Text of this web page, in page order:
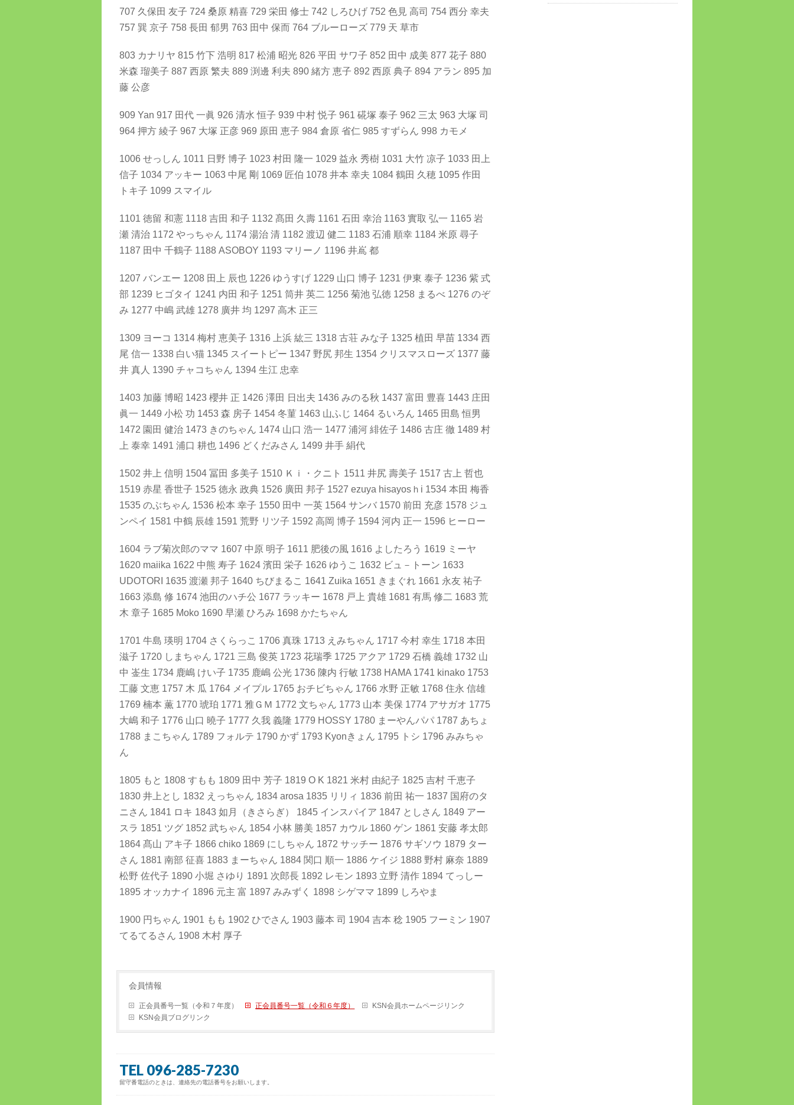
707 久保田 友子 724 桑原 精喜 729 栄田 修士 742 しろひげ 752 色見 高司 754 西分 幸夫
757 巽 京子 758 長田 郁男 763 田中 保而 764 ブルーローズ 779 天 草市
803 カナリヤ 815 竹下 浩明 817 松浦 昭光 826 平田 サワ子 852 田中 成美 877 花子 880
米森 瑠美子 887 西原 繁夫 889 渕邊 利夫 890 緒方 恵子 892 西原 典子 894 アラン 895 加
藤 公彦
909 Yan 917 田代 一眞 926 清水 恒子 939 中村 悦子 961 硴塚 泰子 962 三太 963 大塚 司
964 押方 綾子 967 大塚 正彦 969 原田 恵子 984 倉原 省仁 985 すずらん 998 カモメ
1006 せっしん 1011 日野 博子 1023 村田 隆一 1029 益永 秀樹 1031 大竹 凉子 1033 田上
信子 1034 アッキー 1063 中尾 剛 1069 匠伯 1078 井本 幸夫 1084 鶴田 久穂 1095 作田
トキ子 1099 スマイル
1101 徳留 和憲 1118 吉田 和子 1132 髙田 久壽 1161 石田 幸治 1163 實取 弘一 1165 岩
瀬 清治 1172 やっちゃん 1174 湯治 清 1182 渡辺 健二 1183 石浦 順幸 1184 米原 尋子
1187 田中 千鶴子 1188 ASOBOY 1193 マリーノ 1196 井嶌 都
1207 バンエー 1208 田上 辰也 1226 ゆうすげ 1229 山口 博子 1231 伊東 泰子 1236 紫 式
部 1239 ヒゴタイ 1241 内田 和子 1251 筒井 英二 1256 菊池 弘徳 1258 まるべ 1276 のぞ
み 1277 中嶋 武雄 1278 廣井 均 1297 高木 正三
1309 ヨーコ 1314 梅村 恵美子 1316 上浜 紘三 1318 古荘 みな子 1325 植田 早苗 1334 西
尾 信一 1338 白い猫 1345 スイートピー 1347 野尻 邦生 1354 クリスマスローズ 1377 藤
井 真人 1390 チャコちゃん 1394 生江 忠幸
1403 加藤 博昭 1423 櫻井 正 1426 澤田 日出夫 1436 みのる秋 1437 富田 豊喜 1443 庄田
眞一 1449 小松 功 1453 森 房子 1454 冬菫 1463 山ふじ 1464 るいろん 1465 田島 恒男
1472 園田 健治 1473 きのちゃん 1474 山口 浩一 1477 浦河 緋佐子 1486 古庄 徹 1489 村
上 泰幸 1491 浦口 耕也 1496 どくだみさん 1499 井手 絹代
1502 井上 信明 1504 冨田 多美子 1510 Ｋｉ・クニト 1511 井尻 壽美子 1517 古上 哲也
1519 赤星 香世子 1525 徳永 政典 1526 廣田 邦子 1527 ezuya hisayosｈi 1534 本田 梅香
1535 のぶちゃん 1536 松本 幸子 1550 田中 一英 1564 サンバ 1570 前田 充彦 1578 ジュ
ンペイ 1581 中鶴 辰雄 1591 荒野 リツ子 1592 高岡 博子 1594 河内 正一 1596 ヒーロー
1604 ラブ菊次郎のママ 1607 中原 明子 1611 肥後の風 1616 よしたろう 1619 ミーヤ
1620 maiika 1622 中熊 寿子 1624 濱田 栄子 1626 ゆうこ 1632 ビュ－トーン 1633
UDOTORI 1635 渡瀬 邦子 1640 ちびまるこ 1641 Zuika 1651 きまぐれ 1661 永友 祐子
1663 添島 修 1674 池田のハチ公 1677 ラッキー 1678 戸上 貴雄 1681 有馬 修二 1683 荒
木 章子 1685 Moko 1690 早瀬 ひろみ 1698 かたちゃん
1701 牛島 瑛明 1704 さくらっこ 1706 真珠 1713 えみちゃん 1717 今村 幸生 1718 本田
滋子 1720 しまちゃん 1721 三島 俊英 1723 花瑞季 1725 アクア 1729 石橋 義雄 1732 山
中 崟生 1734 鹿嶋 けい子 1735 鹿嶋 公光 1736 陳内 行敏 1738 HAMA 1741 kinako 1753
工藤 文恵 1757 木 瓜 1764 メイプル 1765 おチビちゃん 1766 水野 正敏 1768 住永 信雄
1769 楠本 薫 1770 琥珀 1771 雅ＧＭ 1772 文ちゃん 1773 山本 美保 1774 アサガオ 1775
大嶋 和子 1776 山口 曉子 1777 久我 義隆 1779 HOSSY 1780 まーやんパパ 1787 あちょ
1788 まこちゃん 1789 フォルテ 1790 かず 1793 Kyonきょん 1795 トシ 1796 みみちゃ
ん
1805 もと 1808 すもも 1809 田中 芳子 1819 O K 1821 米村 由紀子 1825 吉村 千恵子
1830 井上とし 1832 えっちゃん 1834 arosa 1835 リリィ 1836 前田 祐一 1837 国府のタ
ニさん 1841 ロキ 1843 如月（きさらぎ） 1845 インスパイア 1847 としさん 1849 アー
スラ 1851 ツグ 1852 武ちゃん 1854 小林 勝美 1857 カウル 1860 ゲン 1861 安藤 孝太郎
1864 髙山 アキ子 1866 chiko 1869 にしちゃん 1872 サッチー 1876 サギソウ 1879 ター
さん 1881 南部 征喜 1883 まーちゃん 1884 関口 順一 1886 ケイジ 1888 野村 麻奈 1889
松野 佐代子 1890 小堀 さゆり 1891 次郎長 1892 レモン 1893 立野 清作 1894 てっしー
1895 オッカナイ 1896 元主 富 1897 みみずく 1898 シゲママ 1899 しろやま
1900 円ちゃん 1901 もも 1902 ひでさん 1903 藤本 司 1904 吉本 稔 1905 フーミン 1907
てるてるさん 1908 木村 厚子
会員情報
正会員番号一覧（令和７年度） 正会員番号一覧（令和６年度）
KSN会員ホームページリンク
KSN会員ブログリンク
TEL 096-285-7230
留守番電話のときは、連絡先の電話番号をお願いします。